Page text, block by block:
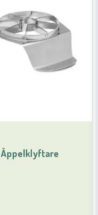
Äppelklyftare